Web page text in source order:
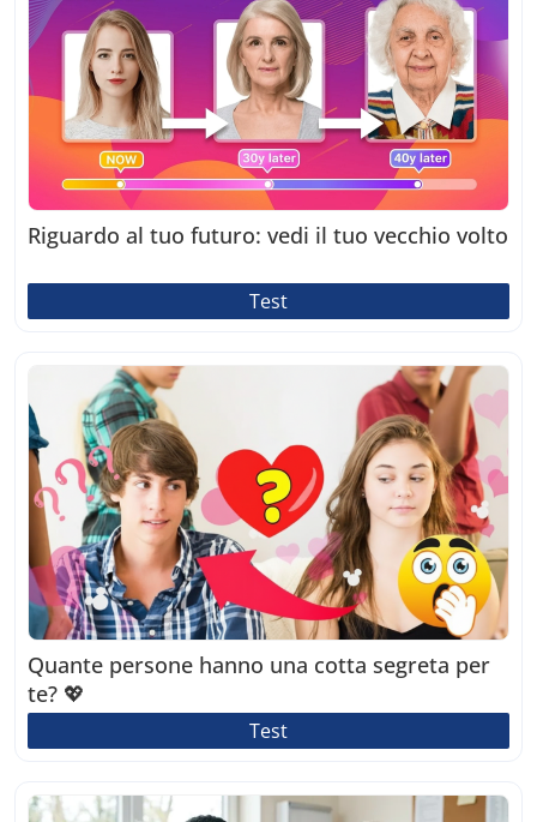
Riguardo al tuo futuro: vedi il tuo vecchio volto
Test
Quante persone hanno una cotta segreta per
te? 💖
Test